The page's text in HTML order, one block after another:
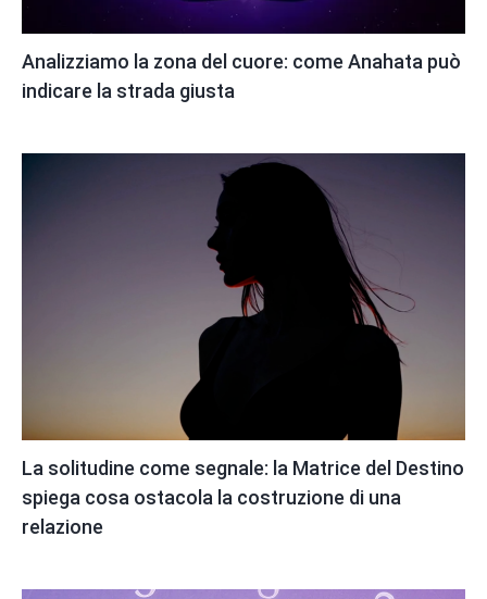
Analizziamo la zona del cuore: come Anahata può
indicare la strada giusta
La solitudine come segnale: la Matrice del Destino
spiega cosa ostacola la costruzione di una
relazione